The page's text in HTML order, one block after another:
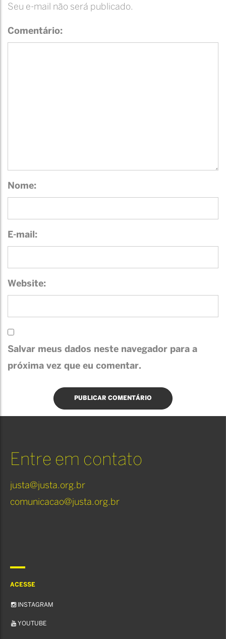
Seu e-mail não será publicado.
Comentário:
Nome:
E-mail:
Website:
Salvar meus dados neste navegador para a
próxima vez que eu comentar.
Entre em contato
justa@justa.org.br
comunicacao@justa.org.br
ACESSE
INSTAGRAM
YOUTUBE